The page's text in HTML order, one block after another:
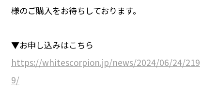
様のご購入をお待ちしております。
▼お申し込みはこちら
https://whitescorpion.jp/news/2024/06/24/219
9/